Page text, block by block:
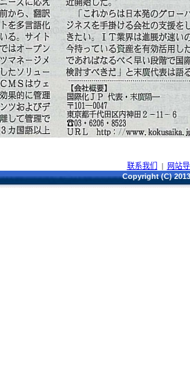
联系我们 | 网站
Copyright (C)